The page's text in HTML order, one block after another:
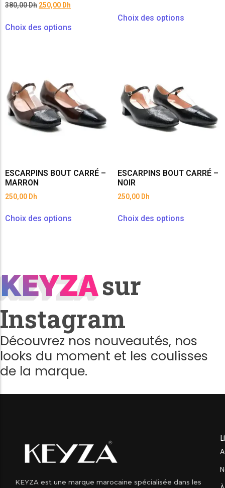
380,00Dh 250,00 Dh
Choix des options
Choix des options
ESCARPINS BOUT CARRÉ –
MARRON
250,00 Dh
Choix des options
ESCARPINS BOUT CARRÉ –
NOIR
250,00 Dh
Choix des options
KEYZA
KEYZAsur
Instagram
Découvrez nos nouveautés, nos
looks du moment et les coulisses
de la marque.
KEYZA est une marque marocaine spécialisée dans les